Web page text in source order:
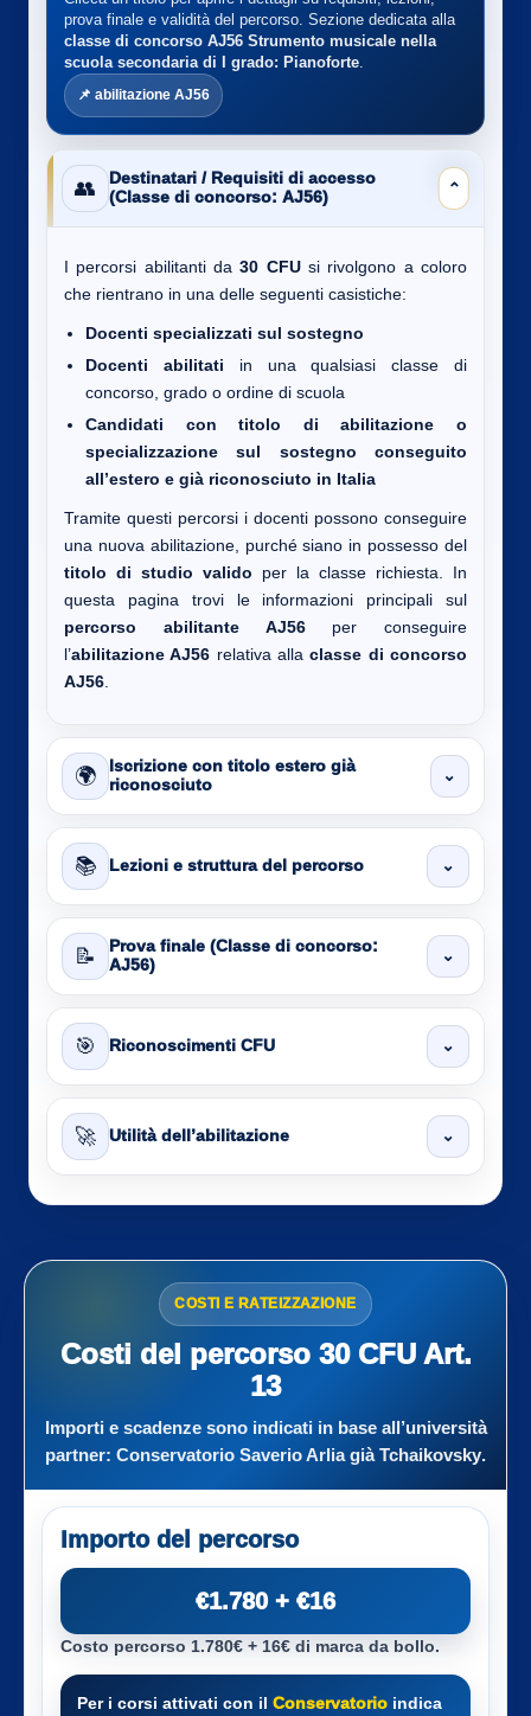
prova finale e validità del percorso. Sezione dedicata alla
classe di concorso AJ56 Strumento musicale nella
scuola secondaria di I grado: Pianoforte
📌 abilitazione AJ56
👥
Destinatari / Requisiti di accesso
(Classe di concorso: AJ56)
⌄
I percorsi abilitanti da30 CFUsi rivolgono a coloro
che rientrano in una delle seguenti casistiche:
Docenti specializzati sul sostegno
Docenti abilitati in una qualsiasi classe di
concorso, grado o ordine di scuola
Candidati con titolo di abilitazione o
specializzazione sul sostegno conseguito
all’estero e già riconosciuto in Italia
Tramite questi percorsi i docenti possono conseguire
una nuova abilitazione, purché siano in possesso del
titolo di studio valido per la classe richiesta. In
questa pagina trovi le informazioni principali sul
percorso abilitante AJ56per conseguire
l’abilitazione AJ56 relativa allaclasse di concorso
AJ56
🌍
Iscrizione con titolo estero già
riconosciuto
⌄
📚 Lezioni e struttura del percorso ⌄
📝
Prova finale (Classe di concorso:
AJ56)
⌄
🎯 Riconoscimenti CFU ⌄
🚀 Utilità dell’abilitazione ⌄
COSTI E RATEIZZAZIONE
Costi del percorso 30 CFU Art.
13
Importi e scadenze sono indicati in base all’università
partner: Conservatorio Saverio Arlia già Tchaikovsky.
Importo del percorso
€1.780 + €16
Costo percorso 1.780€ + 16€ di marca da bollo.
Per i corsi attivati con il Conservatorio indica